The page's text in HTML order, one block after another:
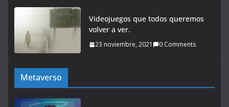
Videojuegos que todos queremos
volver a ver.
23 noviembre, 2021 0 Comments
Metaverso